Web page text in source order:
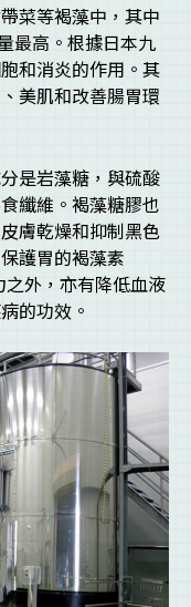
菜等褐藻中，其中
最高。根據日本九
和消炎的作用。其
美肌和改善腸胃環
是岩藻糖，與硫酸
纖維。褐藻糖膠也
膚乾燥和抑制黑色
護胃的褐藻素
之外，亦有降低血液
的功效。